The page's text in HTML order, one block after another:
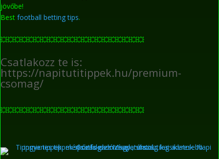
jövőbe!
Best football betting tips.
💥💥💥💥💥💥💥💥💥💥💥💥💥💥💥💥💥💥💥💥💥
Csatlakozz te is:
https://napitutitippek.hu/premium-
csomag/
💥💥💥💥💥💥💥💥💥💥💥💥💥💥💥💥💥💥💥💥💥